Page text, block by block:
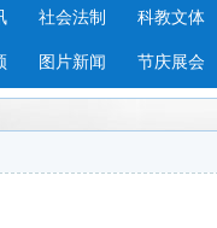
社会法制 科教文体
图片新闻 节庆展会